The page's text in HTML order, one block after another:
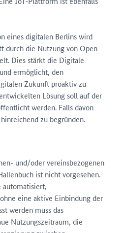
eines digitalen Berlins wird
durch die Nutzung von Open
Dies stärkt die Digitale
ermöglicht, den
Zukunft proaktiv zu
Lösung soll auf der
werden. Falls davon
zu begründen.
und/oder vereinsbezogenen
ist nicht vorgesehen.
automatisiert,
eine aktive Einbindung der
werden muss das
Nutzungszeitraum, die